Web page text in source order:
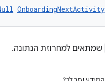
OnboardingNextActivity
שמתאים למחרוזת הנתונה.